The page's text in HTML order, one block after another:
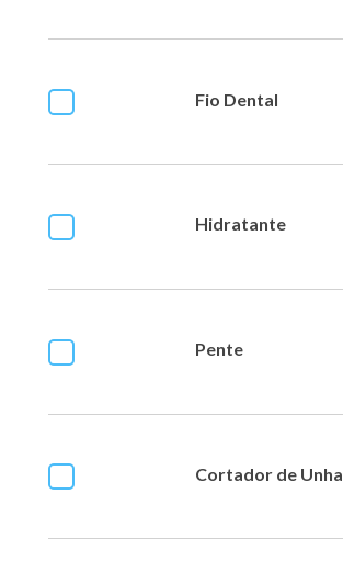
Fio Dental
Hidratante
Pente
Cortador de Unha